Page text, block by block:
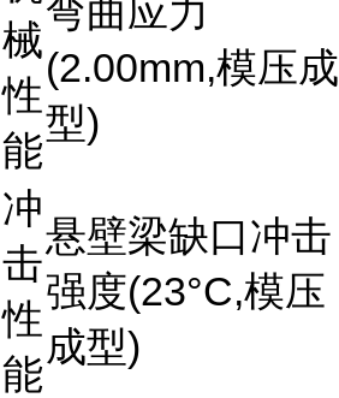
械
性
能
弯曲应力
(2.00mm,模压成
型)
冲
击
性
能
悬壁梁缺口冲击
强度(23°C,模压
成型)